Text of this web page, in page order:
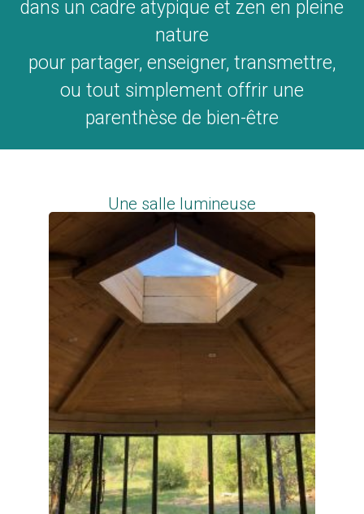
dans un cadre atypique et zen en pleine
nature
pour partager, enseigner, transmettre,
ou tout simplement offrir une
parenthèse de bien-être
Une salle lumineuse